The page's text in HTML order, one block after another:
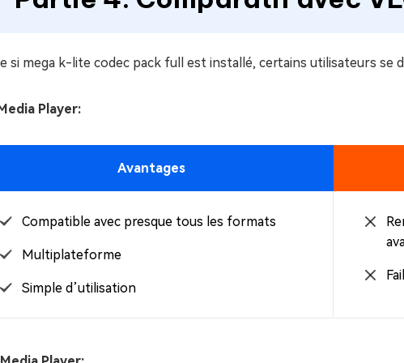
si mega k-lite codec pack full est installé, certains utilisateurs se
Player:
Avantages
Compatible avec presque tous les formats
Multiplateforme
Simple d’utilisation